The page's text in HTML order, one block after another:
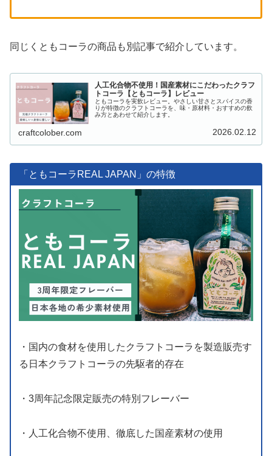
同じくともコーラの商品も別記事で紹介しています。
人工化合物不使用！国産素材にこだわったクラフ
トコーラ【ともコーラ】レビュー
ともコーラを実飲レビュー。やさしい甘さとスパイスの香
りが特徴のクラフトコーラを、味・原材料・おすすめの飲
み方とあわせて紹介します。
craftcolober.com 2026.02.12
「ともコーラREAL JAPAN」の特徴
・国内の食材を使用したクラフトコーラを製造販売す
る日本クラフトコーラの先駆者的存在
・3周年記念限定販売の特別フレーバー
・人工化合物不使用、徹底した国産素材の使用